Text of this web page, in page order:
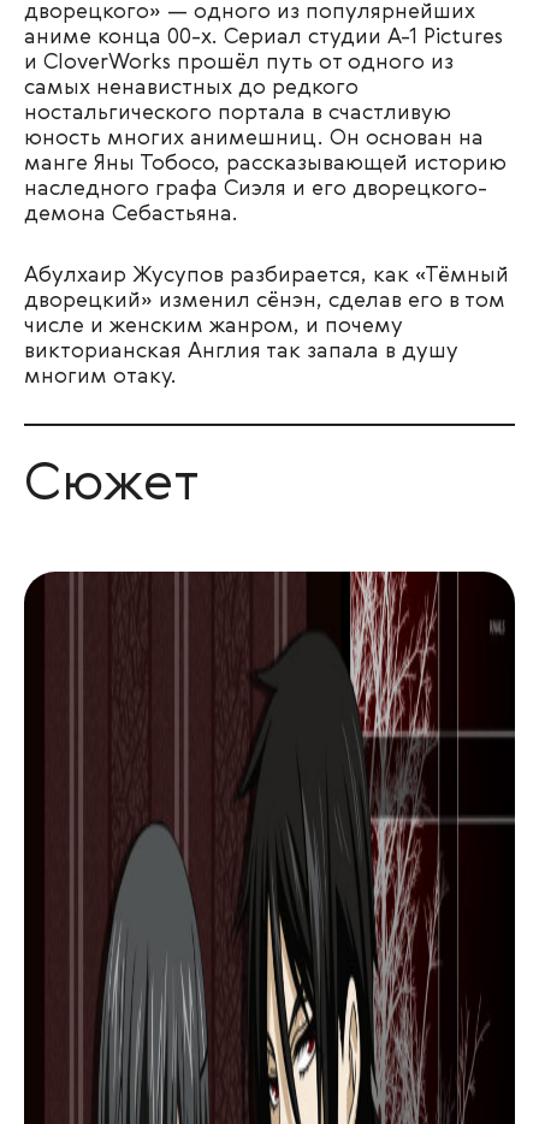
дворецкого» — одного из популярнейших
аниме конца 00-х. Сериал студии A-1 Pictures
и CloverWorks прошёл путь от одного из
самых ненавистных до редкого
ностальгического портала в счастливую
юность многих анимешниц. Он основан на
манге Яны Тобосо, рассказывающей историю
наследного графа Сиэля и его дворецкого-
демона Себастьяна.
Абулхаир Жусупов разбирается, как «Тёмный
дворецкий» изменил сёнэн, сделав его в том
числе и женским жанром, и почему
викторианская Англия так запала в душу
многим отаку.
Сюжет